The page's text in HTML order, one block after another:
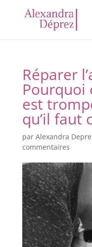
Réparer
Pourquoi
est
qu’il faut
par Alexandra
commentaires